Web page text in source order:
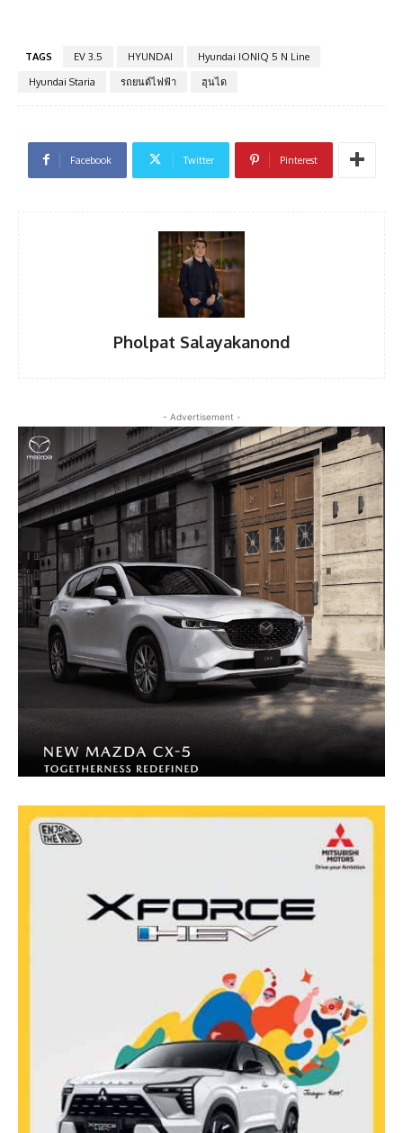
TAGS EV 3.5 HYUNDAI
Hyundai IONIQ 5 N Line
Hyundai Staria
รถยนต์ไฟฟ้า ฮุนได
Facebook Twitter Pinterest
Pholpat Salayakanond
- Advertisement -